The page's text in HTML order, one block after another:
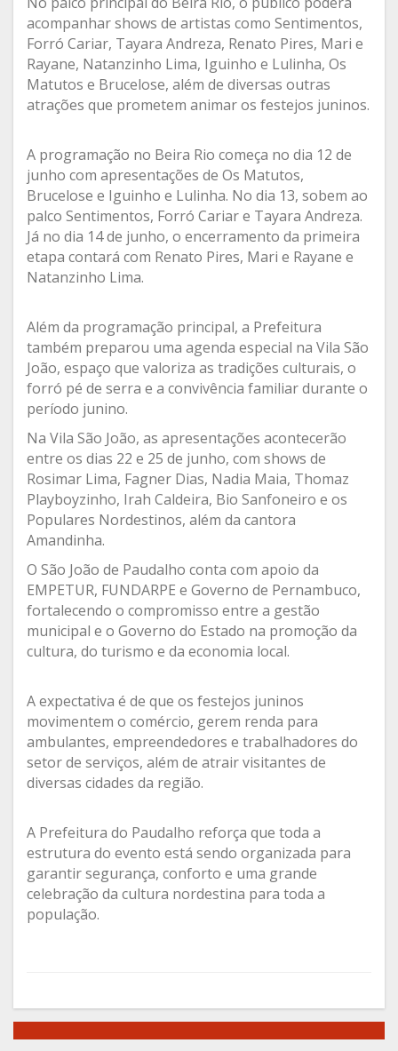
acompanhar shows de artistas como Sentimentos,
Forró Cariar, Tayara Andreza, Renato Pires, Mari e
Rayane, Natanzinho Lima, Iguinho e Lulinha, Os
Matutos e Brucelose, além de diversas outras
atrações que prometem animar os festejos juninos.
A programação no Beira Rio começa no dia 12 de
junho com apresentações de Os Matutos,
Brucelose e Iguinho e Lulinha. No dia 13, sobem ao
palco Sentimentos, Forró Cariar e Tayara Andreza.
Já no dia 14 de junho, o encerramento da primeira
etapa contará com Renato Pires, Mari e Rayane e
Natanzinho Lima.
Além da programação principal, a Prefeitura
também preparou uma agenda especial na Vila São
João, espaço que valoriza as tradições culturais, o
forró pé de serra e a convivência familiar durante o
período junino.
Na Vila São João, as apresentações acontecerão
entre os dias 22 e 25 de junho, com shows de
Rosimar Lima, Fagner Dias, Nadia Maia, Thomaz
Playboyzinho, Irah Caldeira, Bio Sanfoneiro e os
Populares Nordestinos, além da cantora
Amandinha.
O São João de Paudalho conta com apoio da
EMPETUR, FUNDARPE e Governo de Pernambuco,
fortalecendo o compromisso entre a gestão
municipal e o Governo do Estado na promoção da
cultura, do turismo e da economia local.
A expectativa é de que os festejos juninos
movimentem o comércio, gerem renda para
ambulantes, empreendedores e trabalhadores do
setor de serviços, além de atrair visitantes de
diversas cidades da região.
A Prefeitura do Paudalho reforça que toda a
estrutura do evento está sendo organizada para
garantir segurança, conforto e uma grande
celebração da cultura nordestina para toda a
população.